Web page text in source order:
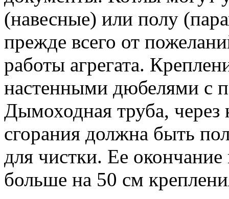
(навесные) или полу
прежде всего от
работы агрегата.
настенными дюбелями с
Дымоходная труба,
сгорания должна быть
для чистки. Ее
больше на 50 см